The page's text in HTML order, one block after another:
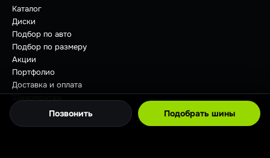
Позвонить Подобрать шины
Каталог
Диски
Подбор по авто
Подбор по размеру
Акции
Портфолио
Доставка и оплата
Шиномонтаж
Советы